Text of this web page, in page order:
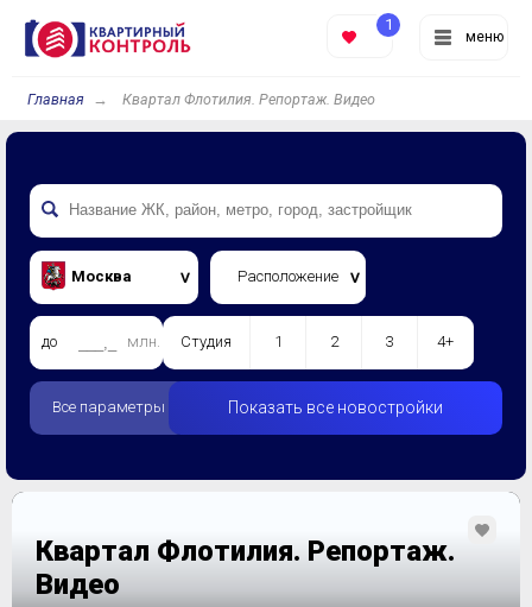
меню
1
Главная Квартал Флотилия. Репортаж. Видео
Москва Расположение
до млн. Студия 1 2 3 4+
Все параметры Показать все новостройки
Квартал Флотилия. Репортаж.
Видео